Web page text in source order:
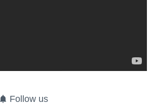
Follow us